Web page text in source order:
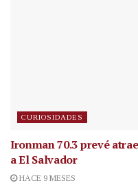
CURIOSIDADES
Ironman 70.3 prevé
a El Salvador
HACE 9 MESES